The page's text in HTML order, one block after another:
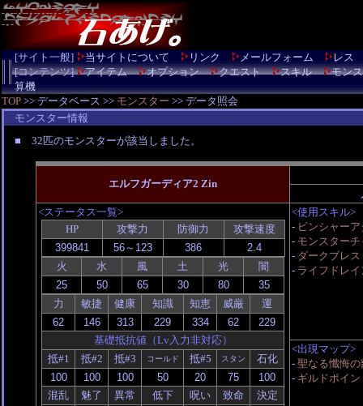
[サイト一般] 当サイトについて リンク メールフォーム
レス
[コンテンツ]
アイテム オプション クエスト スキル
モン
算機
TOP >> データベース >> モンスター >> データ照会
モンスター情報
■ 32匹のモンスターが該当しました。
エルフガーディア2 Zin
<ステータス一覧>
HP
攻撃力 防御力 攻撃速度
火 水 風 土 光 闇
力 敏捷 健康 知識 知恵 威厳 運
基礎抵抗値（Lv入力非対応）
抵#1
抵#2 抵#3 コールド 抵#5 スタン 石化
混乱 魅了 異常 低下 呪い 致命 決定
<使用スキル>
- ピンシャー
- モンスター
- ダークブレス
- ライフドレ
<出現マップ>
- 聖なる懺悔
- ギルドポイ